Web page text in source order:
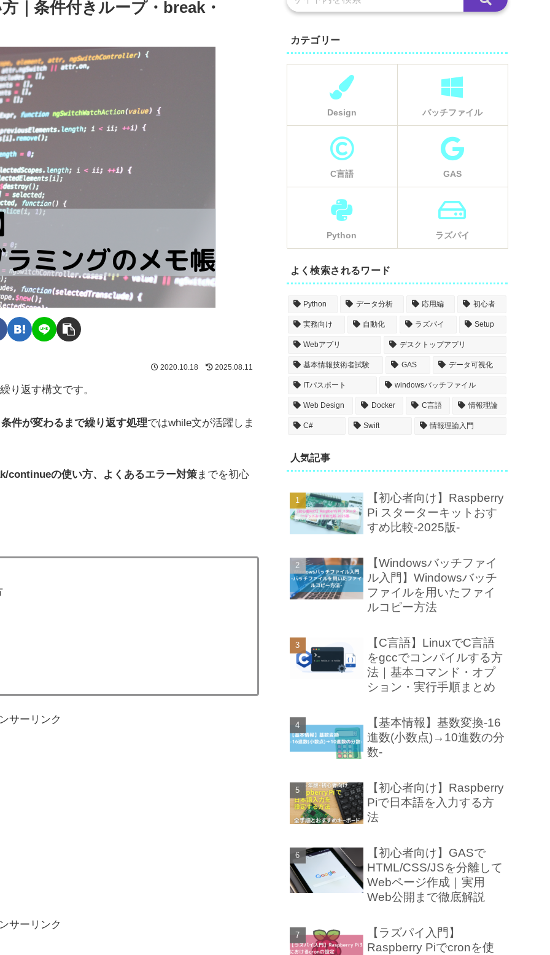
｜条件付きループ・break・
2020.10.18 2025.08.11
り返す構文です。
条件が変わるまで繰り返す処理ではwhile文が活躍しま
continueの使い方、よくあるエラー対策までを初心
サーリンク
サーリンク
カテゴリー
Design バッチファイル
C言語 GAS
Python ラズパイ
よく検索されるワード
Python データ分析 応用編 初心者
実務向け 自動化 ラズパイ Setup
Webアプリ デスクトップアプリ
基本情報技術者試験 GAS データ可視化
ITパスポート windowsバッチファイル
Web Design Docker C言語 情報理論
C# Swift 情報理論入門
人気記事
【初心者向け】Raspberry
Pi スターターキットおす
すめ比較-2025版-
【Windowsバッチファイ
ル入門】Windowsバッチ
ファイルを用いたファイ
ルコピー方法
【C言語】LinuxでC言語
をgccでコンパイルする方
法｜基本コマンド・オプ
ション・実行手順まとめ
【基本情報】基数変換-16
進数(小数点)→10進数の分
数-
【初心者向け】Raspberry
Piで日本語を入力する方
法
【初心者向け】GASで
HTML/CSS/JSを分離して
Webページ作成｜実用
Web公開まで徹底解説
【ラズパイ入門】
Raspberry Piでcronを使